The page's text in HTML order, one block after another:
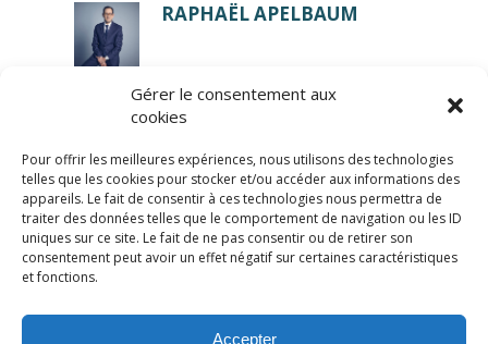
Gérer le consentement aux
cookies
Pour offrir les meilleures expériences, nous utilisons des technologies
telles que les cookies pour stocker et/ou accéder aux informations des
appareils. Le fait de consentir à ces technologies nous permettra de
traiter des données telles que le comportement de navigation ou les ID
uniques sur ce site. Le fait de ne pas consentir ou de retirer son
consentement peut avoir un effet négatif sur certaines caractéristiques
et fonctions.
Accepter
RAPHAËL APELBAUM
© LexCase 2026
Mentions légales
Politique de confidentialité